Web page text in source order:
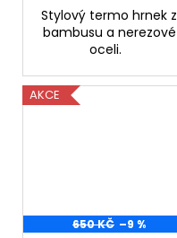
Stylový termo hrnek z
bambusu a nerezové
oceli.
AKCE
650 KČ –9 %